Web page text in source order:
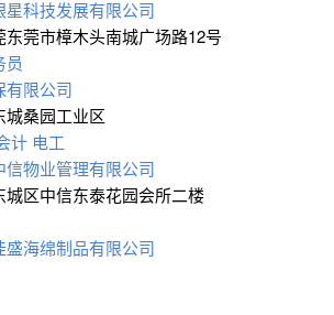
星科技发展有限公司
莞市樟木头南城广场路12号
员
有限公司
桑园工业区
计 电工
信物业管理有限公司
区中信东泰花园会所二楼
盛海绵制品有限公司